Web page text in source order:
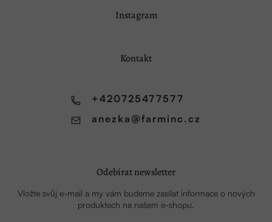
Instagram
Kontakt
anezka @farminc.cz
+420725477577
Odebírat newsletter
Vložte svůj e-mail a my vám budeme zasílat informace o nových
produktech na našem e-shopu.